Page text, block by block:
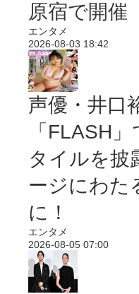
原宿で開催
エンタメ
2026-08-03 18:42
声優・井口
「FLASH
タイルを披
ージにわた
に！
エンタメ
2026-08-05 07:00